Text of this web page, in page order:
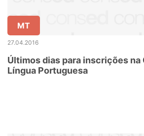
MT
27.04.2016
Últimos dias para inscrições na
Língua Portuguesa